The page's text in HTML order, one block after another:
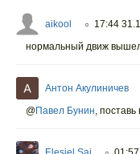
aikool ○ 17:44
нормальный движ
Антон Акулиничев
@Павел Бунин, поставь